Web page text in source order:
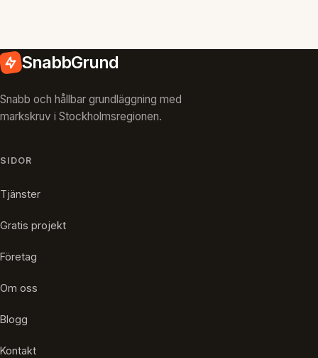
SnabbGrund
Snabb och hållbar grundläggning med
markskruv i Stockholmsregionen.
SIDOR
Tjänster
Gratis projekt
Företag
Om oss
Blogg
Kontakt